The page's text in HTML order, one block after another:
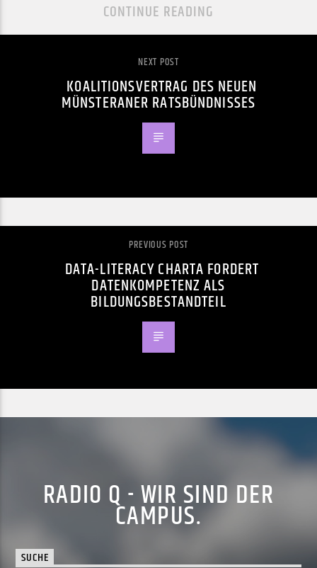
CONTINUE READING
NEXT POST
KOALITIONSVERTRAG DES NEUEN
MÜNSTERANER RATSBÜNDNISSES
PREVIOUS POST
DATA-LITERACY CHARTA FORDERT
DATENKOMPETENZ ALS
BILDUNGSBESTANDTEIL
RADIO Q - WIR SIND DER
CAMPUS.
SUCHE